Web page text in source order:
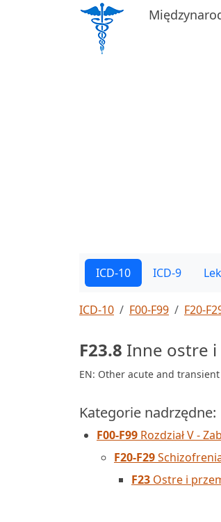
ICD-10 ICD-9
ICD-10 F00-F99 F20-
F23.8 Inne ostre i
EN: Other acute and
Kategorie nadrzędne:
F00-F99 Rozdział V -
F20-F29
F23 Ostre i